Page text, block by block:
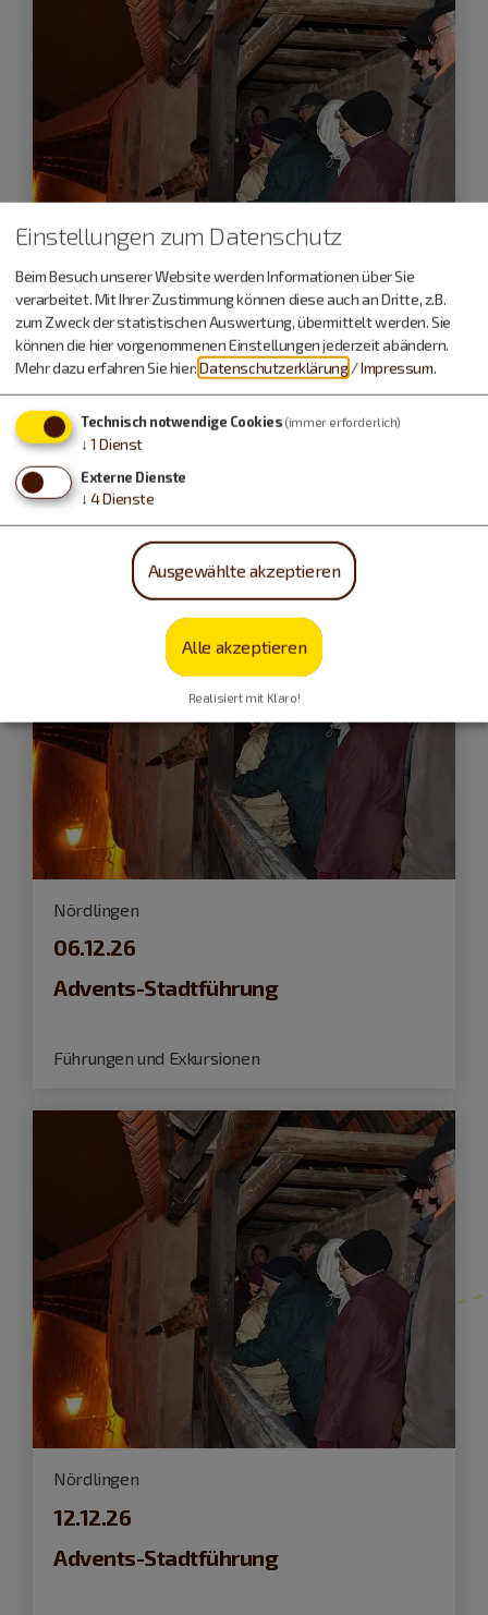
Nördlingen
05.12.26
Advents-Stadtführung
Führungen und Exkursionen
Nördlingen
06.12.26
Advents-Stadtführung
Führungen und Exkursionen
Nördlingen
12.12.26
Advents-Stadtführung
Einstellungen zum Datenschutz
Beim Besuch unserer Website werden Informationen über Sie
verarbeitet. Mit Ihrer Zustimmung können diese auch an Dritte, z.B.
zum Zweck der statistischen Auswertung, übermittelt werden. Sie
können die hier vorgenommenen Einstellungen jederzeit abändern.
Mehr dazu erfahren Sie hier:Datenschutzerklärung /Impressum.
Technisch notwendige Cookies (immer erforderlich)
↓ 1 Dienst
Externe Dienste
↓ 4Dienste
Ausgewählte akzeptieren
Alle akzeptieren
Realisiert mit Klaro!